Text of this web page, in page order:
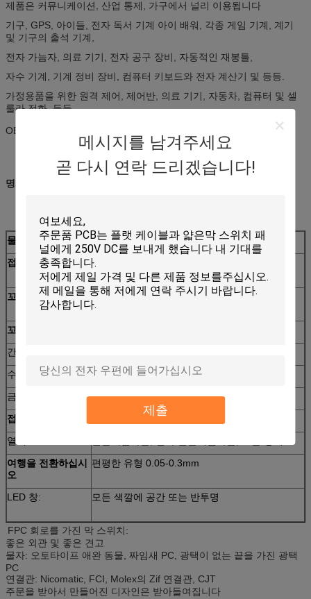
메시지를 남겨주세요
곧 다시 연락 드리겠습니다!
제출
제품은 커뮤니케이션, 산업 통제, 가구에서 널리 이용됩니다
기구, GPS, 아이들, 전자 독서 기계 아이 배워, 각종 게임 기계, 계기
및 기구의 출석 기계,
전자 가늠자, 의료 기기, 전자 공구 장비, 자동적인 재봉틀,
자수 기계, 기계 정비 장비, 컴퓨터 키보드와 전자 계산기 및 등등.
가정용품을 위한 원격 제어, 제어반, 의료 기기, 자동차, 컴퓨터 및 셀
룰라 전화, 등등.
OEM와 ODM 둘 다 순서는 환영받습니다.
명세
물자
구리 필름
접착제
3M9448, 3M9080, 3M467, 3M468 또는 접착제
없음
꼬리
mylar로 또는 UV
꼬리 flexiblility
간격
수명을 누르기
이상의 800,000 시간
금속 돔
Nicomatic의 도금되는 니켈, 도금되는 금
접촉 되튐
열쇠
여행을 전환하십시
오
편평한 유형 0.05-0.3mm
LED 창: 모든 색깔에 공간 또는 반투명
FPC 회로를 가진 막 스위치:
좋은 외관 및 좋은 견고
물자: 오토타이프 애완 동물, 짜임새 PC, 광택이 없는 끝을 가진 광택
PC
연결관: Nicomatic, FCI, Molex의 Zif 연결관, CJT
주문을 받아서 만들어진 디자인은 받아들여집니다